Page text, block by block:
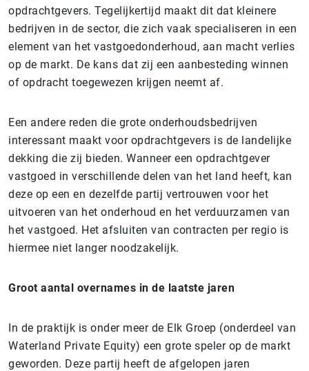
opdrachtgevers. Tegelijkertijd maakt dit dat kleinere
bedrijven in de sector, die zich vaak specialiseren in een
element van het vastgoedonderhoud, aan macht verlies
op de markt. De kans dat zij een aanbesteding winnen
of opdracht toegewezen krijgen neemt af.
Een andere reden die grote onderhoudsbedrijven
interessant maakt voor opdrachtgevers is de landelijke
dekking die zij bieden. Wanneer een opdrachtgever
vastgoed in verschillende delen van het land heeft, kan
deze op een en dezelfde partij vertrouwen voor het
uitvoeren van het onderhoud en het verduurzamen van
het vastgoed. Het afsluiten van contracten per regio is
hiermee niet langer noodzakelijk.
Groot aantal overnames in de laatste jaren
In de praktijk is onder meer de Elk Groep (onderdeel van
Waterland Private Equity) een grote speler op de markt
geworden. Deze partij heeft de afgelopen jaren